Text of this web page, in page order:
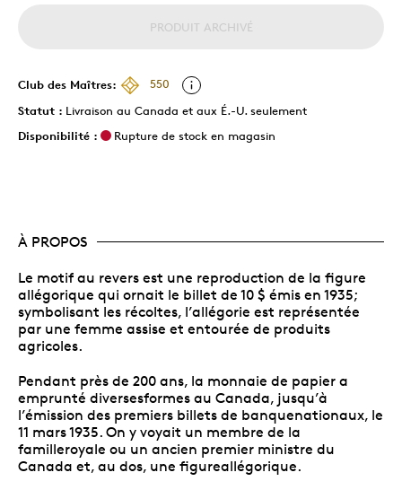
PRODUIT ARCHIVÉ
Club des Maîtres:
550
Statut : Livraison au Canada et aux É.-U. seulement
Disponibilité :
Rupture de stock en magasin
À PROPOS
Le motif au revers est une reproduction de la figure
allégorique qui ornait le billet de 10 $ émis en 1935;
symbolisant les récoltes, l’allégorie est représentée
par une femme assise et entourée de produits
agricoles.
Pendant près de 200 ans, la monnaie de papier a
emprunté diversesformes au Canada, jusqu’à
l’émission des premiers billets de banquenationaux, le
11 mars 1935. On y voyait un membre de la
familleroyale ou un ancien premier ministre du
Canada et, au dos, une figureallégorique.